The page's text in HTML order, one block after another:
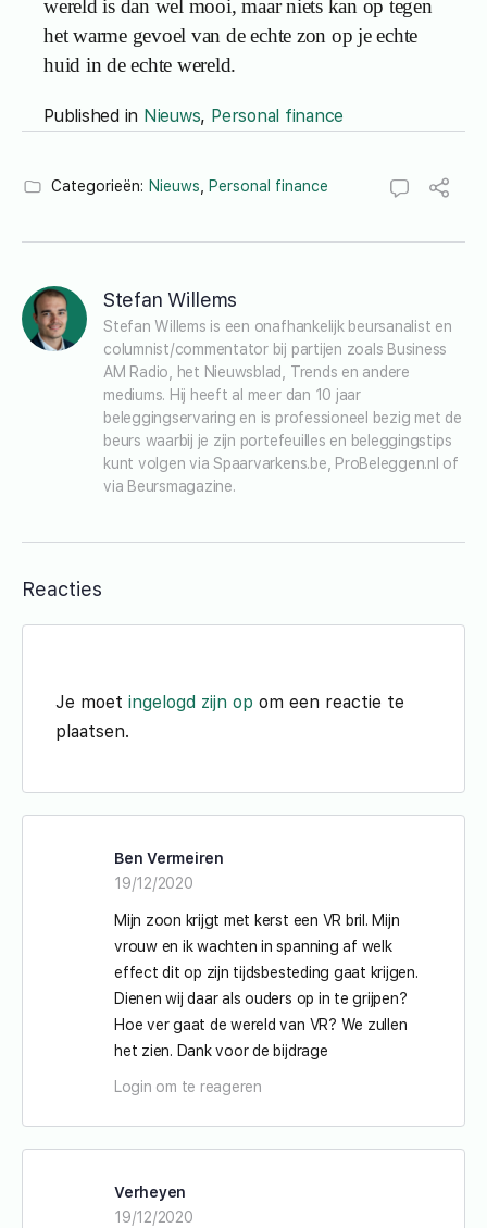
wereld is dan wel mooi, maar niets kan op tegen
het warme gevoel van de echte zon op je echte
huid in de echte wereld.
Published in Nieuws, Personal finance
Categorieën: Nieuws Personal finance
Stefan Willems
Stefan Willems is een onafhankelijk beursanalist en
columnist/commentator bij partijen zoals Business
AM Radio, het Nieuwsblad, Trends en andere
mediums. Hij heeft al meer dan 10 jaar
beleggingservaring en is professioneel bezig met de
beurs waarbij je zijn portefeuilles en beleggingstips
kunt volgen via Spaarvarkens.be, ProBeleggen.nl of
via Beursmagazine.
Reacties
Je moet ingelogd zijn op om een reactie te
plaatsen.
Ben Vermeiren
19/12/2020
Mijn zoon krijgt met kerst een VR bril. Mijn
vrouw en ik wachten in spanning af welk
effect dit op zijn tijdsbesteding gaat krijgen.
Dienen wij daar als ouders op in te grijpen?
Hoe ver gaat de wereld van VR? We zullen
het zien. Dank voor de bijdrage
Login om te reageren
Verheyen
19/12/2020